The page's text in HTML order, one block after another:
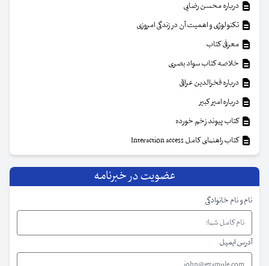
درباره محسن رضایی
تکنولوژی و اهمیت آن در زندگی امروزی
معرفی کتاب
خلاصه کتاب سواد بصری
درباره فخرالدین عراقی
درباره امیر کبیر
کتاب پیوند زخم خورده
کتاب راهنمای کامل Interaction access
عضویت در خبرنامه
نام و نام خانوادگی
آدرس ایمیل